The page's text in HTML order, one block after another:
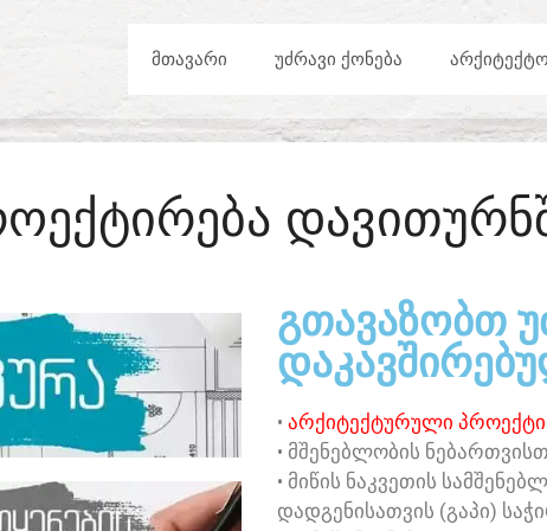
ᲛᲗᲐᲕᲐᲠᲘ ᲣᲫᲠᲐᲕᲘ ᲥᲝᲜᲔᲑᲐ
ᲒᲗᲐᲕᲐᲖᲝᲑᲗ
• ᲐᲠᲥᲘᲢᲔᲥᲢᲣᲠᲣᲚᲘ
• ᲛᲨᲔᲜᲔᲑᲚᲝᲑᲘᲡ
• ᲛᲘᲬᲘᲡ ᲜᲐᲙᲕᲔᲗᲘᲡ
ᲓᲐᲓᲒᲔᲜᲘᲡᲐᲗᲕᲘᲡ (ᲒᲐᲞᲘ)